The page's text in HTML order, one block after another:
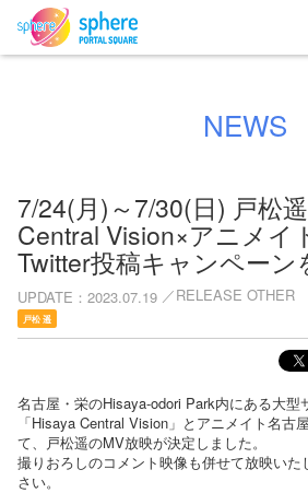
NEWS
7/24(月)～7/30(日) 戸松
Central Vision×アニメイ
Twitter投稿キャンペーン
UPDATE 2023.07.19 RELEASE OTHER
戸松 遥
名古屋・栄のHisaya-odori Park内にある大型
「Hisaya Central Vision」とアニメイト名古
て、戸松遥のMV放映が決定しました。
撮りおろしのコメント映像も併せて放映い
さい。